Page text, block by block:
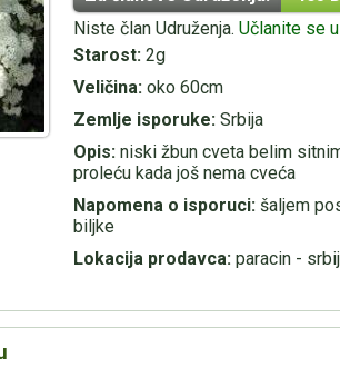
Niste član Udruženja. Učlanite se
Starost: 2g
Veličina: oko 60cm
Zemlje isporuke: Srbija
Opis: niski žbun cveta belim
proleću kada još nema cveća
Napomena o isporuci: šaljem
biljke
Lokacija prodavca: paracin -